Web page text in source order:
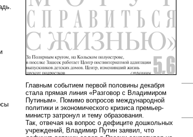
Главным событием первой половины декабря
стала прямая линия «Разговор с Владимиром
Путиным». Помимо вопросов международной
политики и экономического кризиса премьер-
министр затронул и тему образования.
Так, отвечая на вопрос о дефиците дошкольных
учреждений, Владимир Путин заявил, что